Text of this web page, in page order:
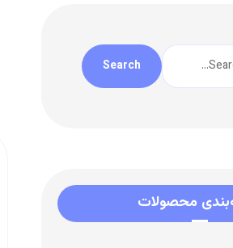
Search
محصولات